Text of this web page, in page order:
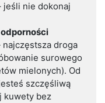
jeśli nie dokonaj
najczęstsza droga
surowego
mielonych). Od
szczęśliwą
kuwety bez